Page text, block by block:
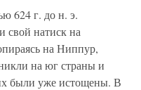
624 г. до н. э.
свой натиск на
на Ниппур,
на юг страны и
были уже истощены. В